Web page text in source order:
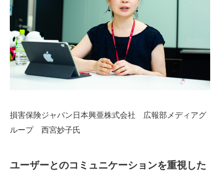
損害保険ジャパン日本興亜株式会社 広報部メディアグ
ループ 西宮妙子氏
ユーザーとのコミュニケーションを重視した